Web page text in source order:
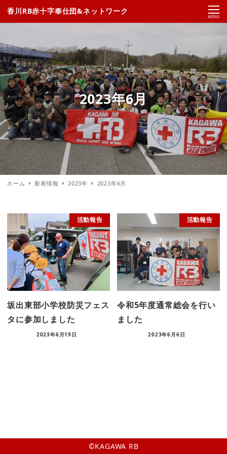
香川RB赤十字奉仕団&ネットワーク
MENU
2023年6月
ホーム 新着情報 2023年 2023年6月
活動報告
坂出東部小学校防災フェス
タに参加しました
2023年6月19日
活動報告
令和5年度通常総会を行い
ました
2023年6月6日
©︎KAGAWA RB